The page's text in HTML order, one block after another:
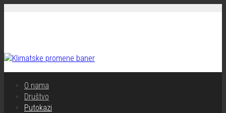
O nama
Društvo
Putokazi